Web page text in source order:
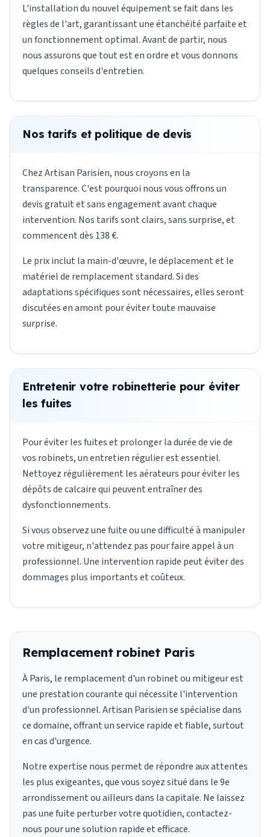
L'installation du nouvel équipement se fait dans les
règles de l'art, garantissant une étanchéité parfaite et
un fonctionnement optimal. Avant de partir, nous
nous assurons que tout est en ordre et vous donnons
quelques conseils d'entretien.
Nos tarifs et politique de devis
Chez Artisan Parisien, nous croyons en la
transparence. C'est pourquoi nous vous offrons un
devis gratuit et sans engagement avant chaque
intervention. Nos tarifs sont clairs, sans surprise, et
commencent dès 138 €.
Le prix inclut la main-d'œuvre, le déplacement et le
matériel de remplacement standard. Si des
adaptations spécifiques sont nécessaires, elles seront
discutées en amont pour éviter toute mauvaise
surprise.
Entretenir votre robinetterie pour éviter
les fuites
Pour éviter les fuites et prolonger la durée de vie de
vos robinets, un entretien régulier est essentiel.
Nettoyez régulièrement les aérateurs pour éviter les
dépôts de calcaire qui peuvent entraîner des
dysfonctionnements.
Si vous observez une fuite ou une difficulté à manipuler
votre mitigeur, n'attendez pas pour faire appel à un
professionnel. Une intervention rapide peut éviter des
dommages plus importants et coûteux.
Remplacement robinet Paris
À Paris, le remplacement d'un robinet ou mitigeur est
une prestation courante qui nécessite l'intervention
d'un professionnel. Artisan Parisien se spécialise dans
ce domaine, offrant un service rapide et fiable, surtout
en cas d'urgence.
Notre expertise nous permet de répondre aux attentes
les plus exigeantes, que vous soyez situé dans le 9e
arrondissement ou ailleurs dans la capitale. Ne laissez
pas une fuite perturber votre quotidien, contactez-
nous pour une solution rapide et efficace.